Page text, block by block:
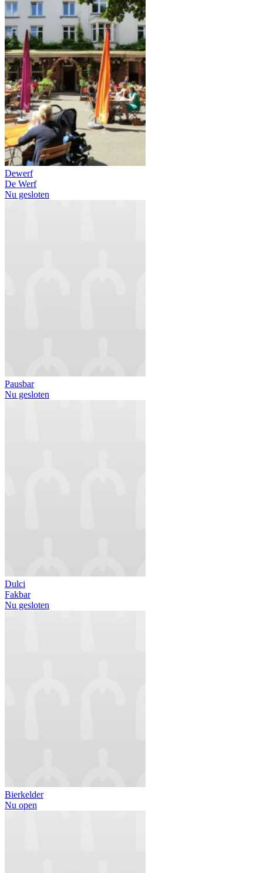
Dewerf
De Werf
Nu gesloten
Pausbar
Nu gesloten
Dulci
Fakbar
Nu gesloten
Bierkelder
Nu open